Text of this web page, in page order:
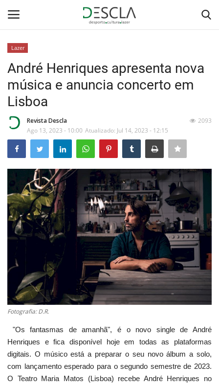
Home
Desporto
Sobre Nós
Educação
Estatuto Editorial
Saúde
Ficha técnica
Cultura
Lazer
Ambiente
Lazer
André Henriques apresenta nova
música e anuncia concerto em
Lisboa
Revista Descla
Ago 13, 2023 - 10:00 Atualizado: Jul 14, 2023 - 12:15
2093
Fotografia: D.R.
"Os fantasmas de amanhã", é o novo single de André
Henriques e fica disponível hoje em todas as plataformas
digitais. O músico está a preparar o seu novo álbum a solo,
com lançamento esperado para o segundo semestre de 2023.
O Teatro Maria Matos (Lisboa) recebe André Henriques no